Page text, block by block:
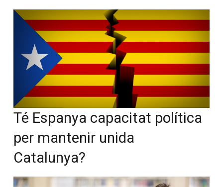
Té Espanya capacitat política
per mantenir unida
Catalunya?